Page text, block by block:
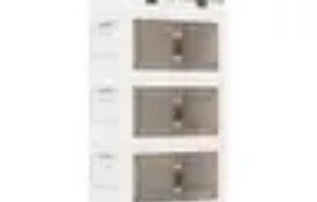
Compréhension de l'accessibilité AccessibilitéGuides pratiques